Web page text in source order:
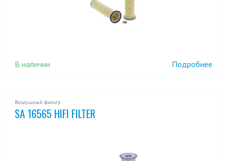
В наличии Подробнее
Воздушный фильтр
SA 16565 HIFI FILTER